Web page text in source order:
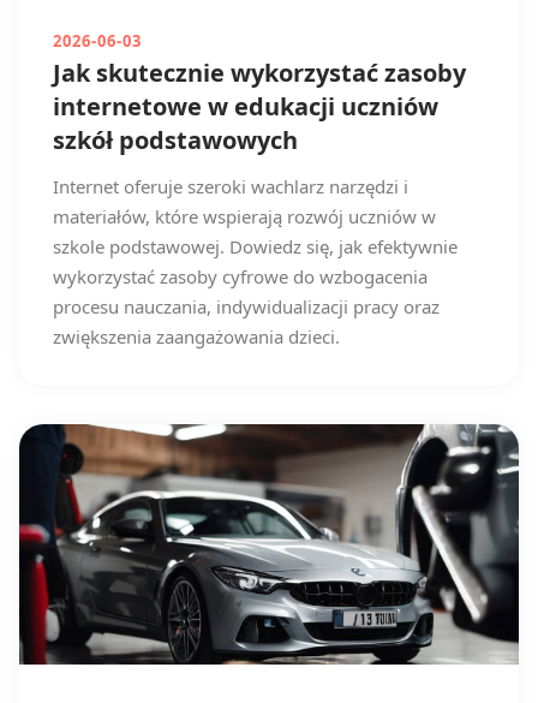
2026-06-03
Jak skutecznie wykorzystać zasoby
internetowe w edukacji uczniów
szkół podstawowych
Internet oferuje szeroki wachlarz narzędzi i
materiałów, które wspierają rozwój uczniów w
szkole podstawowej. Dowiedz się, jak efektywnie
wykorzystać zasoby cyfrowe do wzbogacenia
procesu nauczania, indywidualizacji pracy oraz
zwiększenia zaangażowania dzieci.